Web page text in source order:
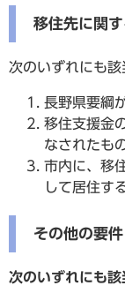
移住先に関
次のいずれにも該
長野県要綱
移住支援金
なされたも
市内に、移
して居住す
その他の要件
次のいずれにも該